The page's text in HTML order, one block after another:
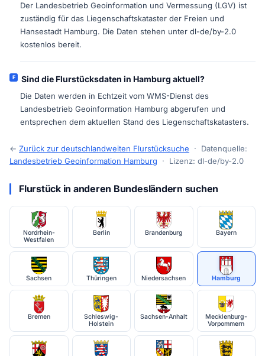
Der Landesbetrieb Geoinformation und Vermessung (LGV) ist
zuständig für das Liegenschaftskataster der Freien und
Hansestadt Hamburg. Die Daten stehen unter dl-de/by-2.0
kostenlos bereit.
Sind die Flurstücksdaten in Hamburg aktuell?
Die Daten werden in Echtzeit vom WMS-Dienst des
Landesbetrieb Geoinformation Hamburg abgerufen und
entsprechen dem aktuellen Stand des Liegenschaftskatasters.
← Zurück zur deutschlandweiten Flurstücksuche · Datenquelle:
Landesbetrieb Geoinformation Hamburg · Lizenz: dl-de/by-2.0
Flurstück in anderen Bundesländern suchen
Nordrhein-
Westfalen
Berlin Brandenburg Bayern
Sachsen Thüringen Niedersachsen Hamburg
Bremen
Schleswig-
Holstein
Sachsen-Anhalt
Mecklenburg-
Vorpommern